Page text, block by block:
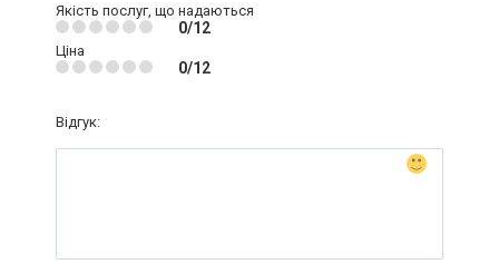
Якість послуг, що надаються
0/12
Ціна
0/12
Відгук: